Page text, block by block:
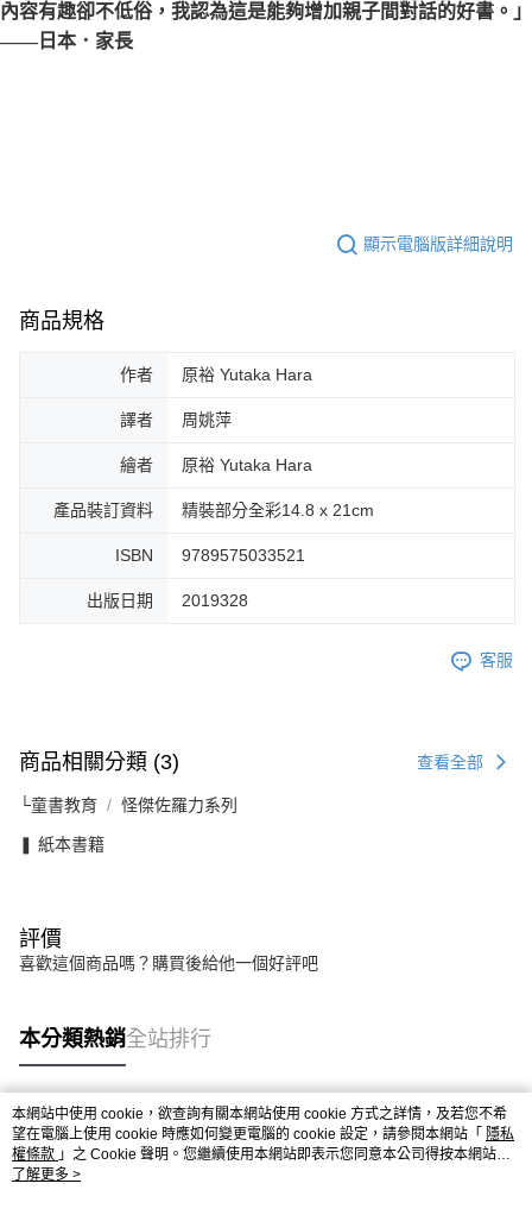
內容有趣卻不低俗，我認為這是能夠增加親子間對話的好書。」
——日本．家長
顯示電腦版詳細說明
商品規格
作者 原裕 Yutaka Hara
譯者 周姚萍
繪者 原裕 Yutaka Hara
產品裝訂資料 精裝部分全彩14.8 x 21cm
ISBN 9789575033521
出版日期 2019328
客服
商品相關分類 (3) 查看全部
└童書教育 怪傑佐羅力系列
❚ 紙本書籍
評價
喜歡這個商品嗎？購買後給他一個好評吧
本分類熱銷全站排行
熱門標籤
本網站中使用 cookie，欲查詢有關本網站使用 cookie 方式之詳情，及若您不希
望在電腦上使用 cookie 時應如何變更電腦的 cookie 設定，請參閱本網站「 隱私
權條款 」之 Cookie 聲明。您繼續使用本網站即表示您同意本公司得按本網站使
用條款之 Cookie 聲明使用 cookie。
了解更多 >